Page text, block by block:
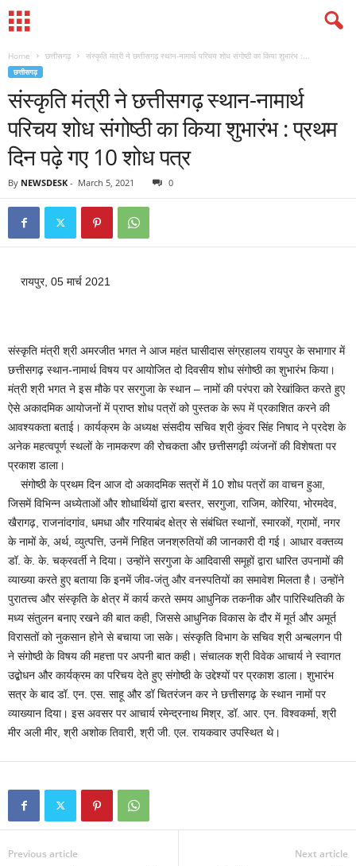
Home छत्तीसगढ़ संस्कृति मंत्री ने छत्तीसगढ़ स्थान-नामार्थ परिचय शोध संगोष्ठी का किया शुभारंभ :...
छत्तीसगढ़
संस्कृति मंत्री ने छत्तीसगढ़ स्थान-नामार्थ
परिचय शोध संगोष्ठी का किया शुभारंभ : प्रथम
दिन पढ़े गए 10 शोध पत्र
By NEWSDESK - March 5, 2021 0
रायपुर, 05 मार्च 2021
संस्कृति मंत्री श्री अमरजीत भगत ने आज महंत घासीदास संग्रहालय रायपुर के सभागार में
छत्तीसगढ़ स्थान-नामार्थ विषय पर आयोजित दो दिवसीय शोध संगोष्ठी का शुभारंभ किया।
मंत्री श्री भगत ने इस मौके पर सरगुजा के स्थान – नामों की परंपरा को रेखांकित करते हुए
ऐसे अकादमिक आयोजनों में प्राप्त शोध पत्रों को पुस्तक के रूप में प्रकाशित करने की
आवश्यकता बताई। कार्यक्रम के अध्यक्ष संसदीय सचिव श्री कुंवर सिंह निषाद ने प्रदेश के
अनेक महत्वपूर्ण स्थलों के नामकरण की रोचकता और छत्तीसगढ़ी व्यंजनों की विशेषता पर
प्रकाश डाला।
संगोष्ठी के प्रथम दिन आज दो अकादमिक सत्रों में 10 शोध पत्रों का वाचन हुआ,
जिसमें विभिन्न अध्येताओं और शोधार्थियों द्वारा बस्तर, सरगुजा, राजिम, कोरिया, भोरमदेव,
खैरागढ़, राजनांदगांव, धमधा और गरियाबंद क्षेत्र से संबंधित स्थानों, स्मारकों, ग्रामों, नगर
के नामों के, अर्थ, व्युत्पत्ति, उनमें निहित जनश्रुतियों की जानकारी दी गई। आधार वक्तव्य
डॉ. के. के. चक्रवर्ती ने दिया। उन्होंने सरगुजा के आदिवासी समूहों द्वारा धारित उपनामों की
व्याख्या करते हुए बताया कि इनमें जीव-जंतु और वनस्पतियों का समावेश मिलता है। उन्होंने
पुरातत्त्व और संस्कृति के क्षेत्र में कार्य करते समय आधुनिक तकनीक और पारिस्थितिकी के
मध्य संतुलन बनाए रखने की बात कही, जिससे आधुनिक विकास के दौर में मूर्त और अमूर्त
विरासतों को नुकसान होने से बचाया जा सके। संस्कृति विभाग के सचिव श्री अन्बलगन पी
ने संगोष्ठी के विषय की महत्ता पर अपनी बात कही। संचालक श्री विवेक आचार्य ने स्वागत
उद्बोधन और कार्यक्रम का परिचय देते हुए संगोष्ठी के उद्देश्यों पर प्रकाश डाला। शुभारंभ
सत्र के बाद डॉ. एन. एस. साहू और डॉ चितरंजन कर ने छत्तीसगढ़ के स्थान नामों पर
व्याख्यान दिया। इस अवसर पर आचार्य रमेन्द्रनाथ मिश्र, डॉ. आर. एन. विश्वकर्मा, श्री
मीर अली मीर, श्री अशोक तिवारी, श्री जी. एल. रायकवार उपस्थित थे।
Previous article Next article